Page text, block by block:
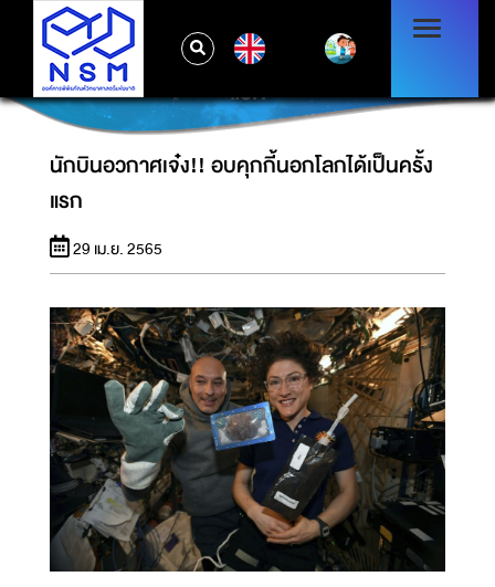
นักบินอวกาศเจ๋ง!! อบคุกกี้นอกโลกได้เป็นครั้ง
แรก
นักบินอวกาศเจ๋ง!! อบคุกกี้นอกโลกได้เป็นครั้ง
แรก
29 เม.ย. 2565